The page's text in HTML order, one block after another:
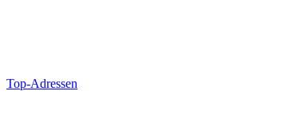
Top-Adressen